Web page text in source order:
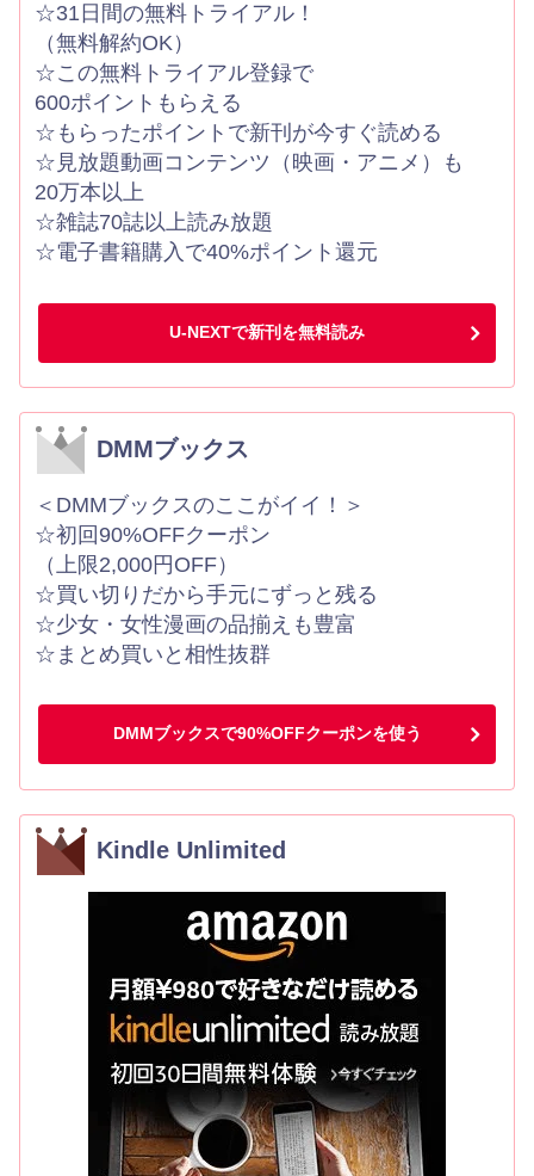
☆31日間の無料トライアル！
（無料解約OK）
☆この無料トライアル登録で
600ポイントもらえる
☆もらったポイントで新刊が今すぐ読める
☆見放題動画コンテンツ（映画・アニメ）も
20万本以上
☆雑誌70誌以上読み放題
☆電子書籍購入で40%ポイント還元
U-NEXTで新刊を無料読み
DMMブックス
＜DMMブックスのここがイイ！＞
☆初回90%OFFクーポン
（上限2,000円OFF）
☆買い切りだから手元にずっと残る
☆少女・女性漫画の品揃えも豊富
☆まとめ買いと相性抜群
DMMブックスで90%OFFクーポンを使う
Kindle Unlimited